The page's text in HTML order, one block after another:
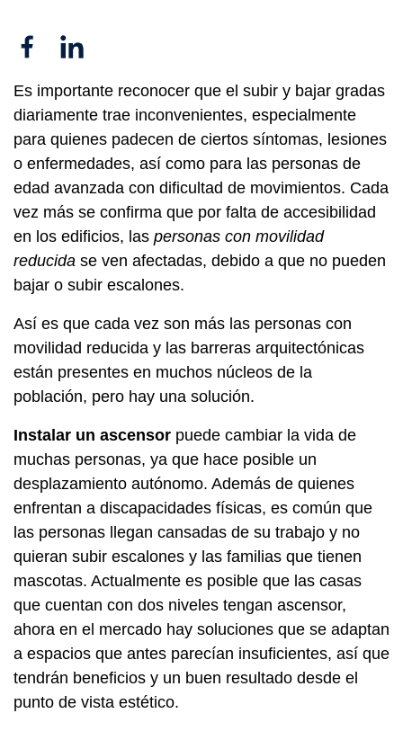
Facebook
Linkedin
Es importante reconocer que el subir y bajar gradas
diariamente trae inconvenientes, especialmente
para quienes padecen de ciertos síntomas, lesiones
o enfermedades, así como para las personas de
edad avanzada con dificultad de movimientos. Cada
vez más se confirma que por falta de accesibilidad
en los edificios, las personas con movilidad
reducida se ven afectadas, debido a que no pueden
bajar o subir escalones.
Así es que cada vez son más las personas con
movilidad reducida y las barreras arquitectónicas
están presentes en muchos núcleos de la
población, pero hay una solución.
Instalar un ascensor puede cambiar la vida de
muchas personas, ya que hace posible un
desplazamiento autónomo. Además de quienes
enfrentan a discapacidades físicas, es común que
las personas llegan cansadas de su trabajo y no
quieran subir escalones y las familias que tienen
mascotas. Actualmente es posible que las casas
que cuentan con dos niveles tengan ascensor,
ahora en el mercado hay soluciones que se adaptan
a espacios que antes parecían insuficientes, así que
tendrán beneficios y un buen resultado desde el
punto de vista estético.